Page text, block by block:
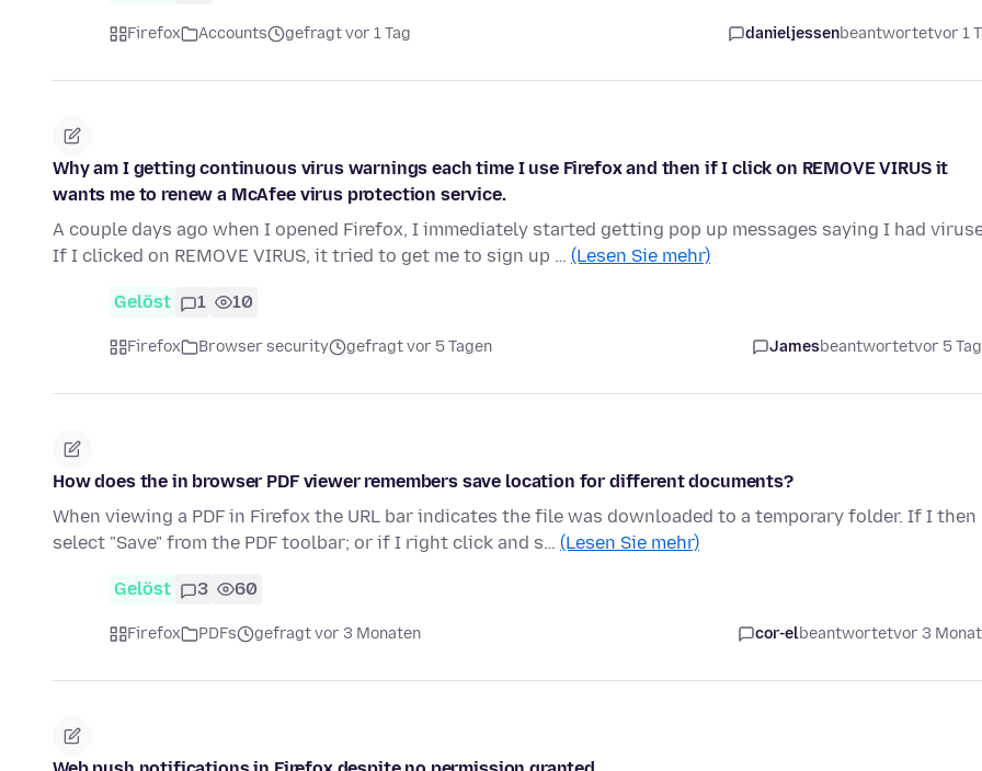
Firefox Accounts gefragt vor 1 Tag danieljessenbeantwortetvor 1
Why am I getting continuous virus warnings each time I use Firefox and then if I click on REMOVE VIRUS it
wants me to renew a McAfee virus protection service.
A couple days ago when I opened Firefox, I immediately started getting pop up messages saying I had
If I clicked on REMOVE VIRUS, it tried to get me to sign up … (Lesen Sie mehr)
Gelöst 1 10
Firefox Browser security gefragt vor 5 Tagen Jamesbeantwortetvor 5
How does the in browser PDF viewer remembers save location for different documents?
When viewing a PDF in Firefox the URL bar indicates the file was downloaded to a temporary folder. If I then
select "Save" from the PDF toolbar; or if I right click and s… (Lesen Sie mehr)
Gelöst 3 60
Firefox PDFs gefragt vor 3 Monaten cor-elbeantwortetvor 3